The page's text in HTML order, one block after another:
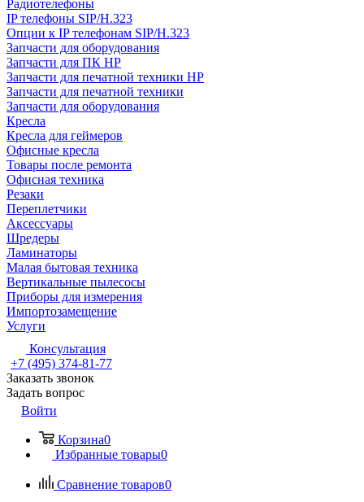
Радиотелефоны
IP телефоны SIP/H.323
Опции к IP телефонам SIP/H.323
Запчасти для оборудования
Запчасти для ПК HP
Запчасти для печатной техники HP
Запчасти для печатной техники
Запчасти для оборудования
Кресла
Кресла для геймеров
Офисные кресла
Товары после ремонта
Офисная техника
Резаки
Переплетчики
Аксессуары
Шредеры
Ламинаторы
Малая бытовая техника
Вертикальные пылесосы
Приборы для измерения
Импортозамещение
Услуги
Консультация
+7 (495) 374-81-77
Заказать звонок
Задать вопрос
Войти
Корзина0
Избранные товары0
Сравнение товаров0